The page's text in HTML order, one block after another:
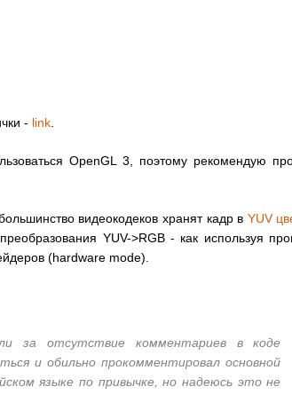
- link.
OpenGL 3, поэтому рекомендую
видеокодеков хранят кадр в YUV
YUV->RGB - как используя
(hardware mode).
за отсутствие комментариев в коде
и обильно прокомментировал основной
языке по привычке, но надеюсь это не